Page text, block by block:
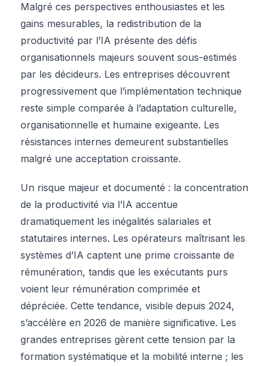
Malgré ces perspectives enthousiastes et les
gains mesurables, la redistribution de la
productivité par l’IA présente des défis
organisationnels majeurs souvent sous-estimés
par les décideurs. Les entreprises découvrent
progressivement que l’implémentation technique
reste simple comparée à l’adaptation culturelle,
organisationnelle et humaine exigeante. Les
résistances internes demeurent substantielles
malgré une acceptation croissante.
Un risque majeur et documenté : la concentration
de la productivité via l’IA accentue
dramatiquement les inégalités salariales et
statutaires internes. Les opérateurs maîtrisant les
systèmes d’IA captent une prime croissante de
rémunération, tandis que les exécutants purs
voient leur rémunération comprimée et
dépréciée. Cette tendance, visible depuis 2024,
s’accélère en 2026 de manière significative. Les
grandes entreprises gèrent cette tension par la
formation systématique et la mobilité interne ; les